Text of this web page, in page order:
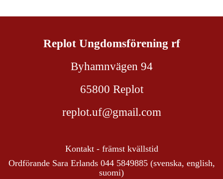
Replot Ungdomsförening rf
Byhamnvägen 94
65800 Replot
replot.uf@gmail.com
Kontakt - främst kvällstid
Ordförande Sara Erlands 044 5849885 (svenska, english,
suomi)